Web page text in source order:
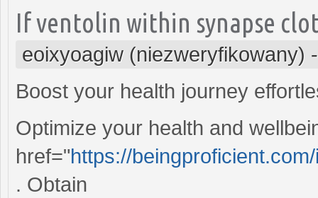
If ventolin within synapse
eoixyoagiw (niezweryfikowany)
Boost your health journey
Optimize your health and
href="https://
. Obtain